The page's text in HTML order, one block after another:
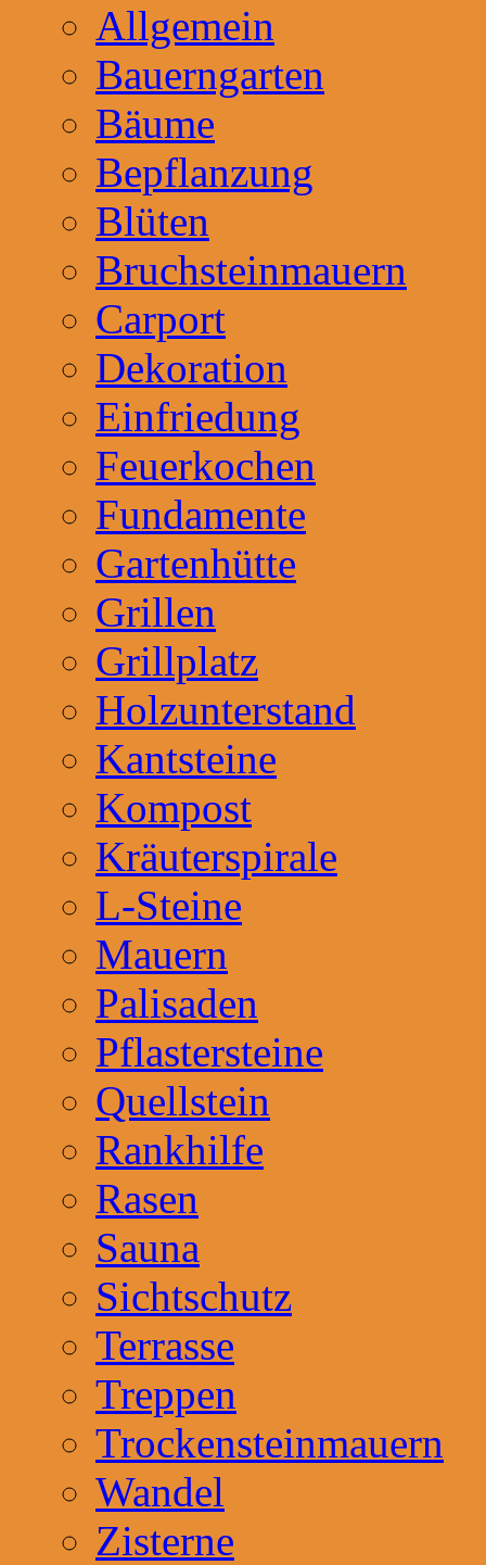
Allgemein
Bauerngarten
Bäume
Bepflanzung
Blüten
Bruchsteinmauern
Carport
Dekoration
Einfriedung
Feuerkochen
Fundamente
Gartenhütte
Grillen
Grillplatz
Holzunterstand
Kantsteine
Kompost
Kräuterspirale
L-Steine
Mauern
Palisaden
Pflastersteine
Quellstein
Rankhilfe
Rasen
Sauna
Sichtschutz
Terrasse
Treppen
Trockensteinmauern
Wandel
Zisterne